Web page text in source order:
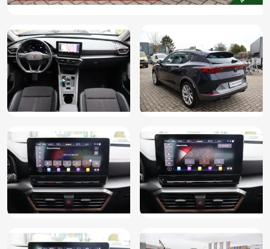
Centrale airbag voor
Dakrails
Dimlichten automatisch
Elektrische ramen voor en achter
Elektronisch Stabiliteits Programma
Extra getint glas
Grootlichtassistent
Hill hold functie
Hoofd airbag(s) achter
Hoofd airbag(s) voor
Instructieboekjes aanwezig
LED achterlichten